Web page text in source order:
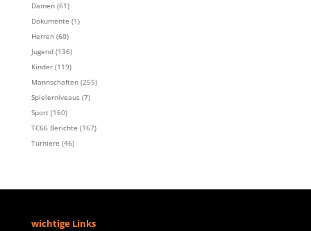
Damen(61)
Dokumente (1)
Herren(60)
Jugend(136)
Kinder(119)
Mannschaften(255)
Spielerniveaus(7)
Sport(160)
TC66 Berichte (167)
Turniere (46)
wichtige Links